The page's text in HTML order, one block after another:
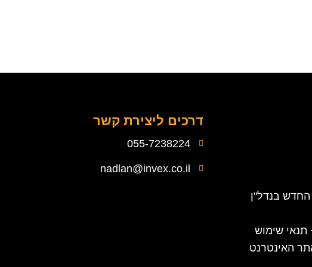
בנדל"ן
תנאי שימוש
האינטרנט
דרכים ליצירת קשר
055-7238224
nadlan@invex.co.il